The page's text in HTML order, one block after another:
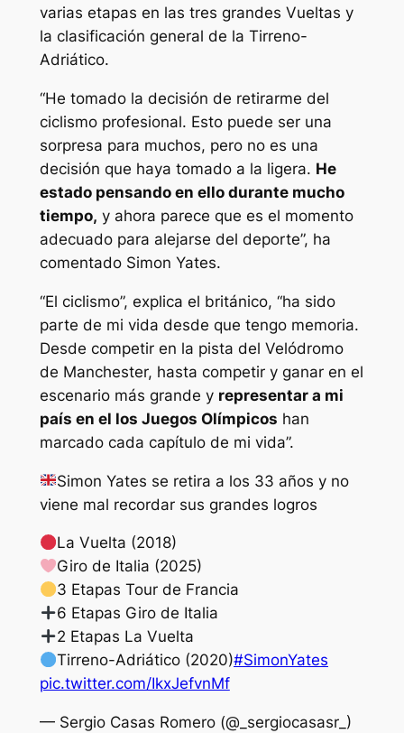
varias etapas en las tres grandes Vueltas y
la clasificación general de la Tirreno-
Adriático.
“He tomado la decisión de retirarme del
ciclismo profesional. Esto puede ser una
sorpresa para muchos, pero no es una
decisión que haya tomado a la ligera. He
estado pensando en ello durante mucho
tiempo, y ahora parece que es el momento
adecuado para alejarse del deporte”, ha
comentado Simon Yates.
“El ciclismo”, explica el británico, “ha sido
parte de mi vida desde que tengo memoria.
Desde competir en la pista del Velódromo
de Manchester, hasta competir y ganar en el
escenario más grande y representar a mi
país en el los Juegos Olímpicos han
marcado cada capítulo de mi vida”.
Simon Yates se retira a los 33 años y no
viene mal recordar sus grandes logros
La Vuelta (2018)
Giro de Italia (2025)
3 Etapas Tour de Francia
6 Etapas Giro de Italia
2 Etapas La Vuelta
Tirreno-Adriático (2020)#SimonYates
pic.twitter.com/IkxJefvnMf
— Sergio Casas Romero (@_sergiocasasr_)